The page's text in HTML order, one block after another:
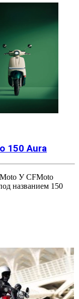
150 Aura
У CFMoto
названием 150